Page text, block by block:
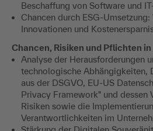
Beschaffung von Software und
Chancen durch ESG-
Innovationen und
Chancen, Risiken und Pflichten
Analyse der Herausforderungen
technologische Abhängigkeiten,
aus der DSGVO, EU-US
Privacy Framework" und dessen
Risiken sowie die
Verantwortlichkeiten im